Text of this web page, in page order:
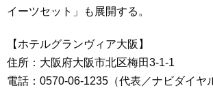
イーツセット」も展開する。
【ホテルグランヴィア大阪】
住所：大阪府大阪市北区梅田3-1-1
電話：0570-06-1235（代表／ナビダイヤ